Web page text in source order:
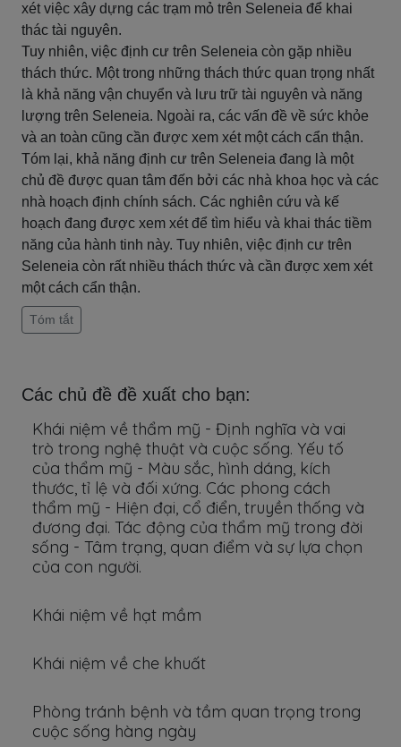
xét việc xây dựng các trạm mỏ trên Seleneia để khai
thác tài nguyên.
Tuy nhiên, việc định cư trên Seleneia còn gặp nhiều
thách thức. Một trong những thách thức quan trọng nhất
là khả năng vận chuyển và lưu trữ tài nguyên và năng
lượng trên Seleneia. Ngoài ra, các vấn đề về sức khỏe
và an toàn cũng cần được xem xét một cách cẩn thận.
Tóm lại, khả năng định cư trên Seleneia đang là một
chủ đề được quan tâm đến bởi các nhà khoa học và các
nhà hoạch định chính sách. Các nghiên cứu và kế
hoạch đang được xem xét để tìm hiểu và khai thác tiềm
năng của hành tinh này. Tuy nhiên, việc định cư trên
Seleneia còn rất nhiều thách thức và cần được xem xét
một cách cẩn thận.
Tóm tắt
Các chủ đề đề xuất cho bạn:
Khái niệm về thẩm mỹ - Định nghĩa và vai
trò trong nghệ thuật và cuộc sống. Yếu tố
của thẩm mỹ - Màu sắc, hình dáng, kích
thước, tỉ lệ và đối xứng. Các phong cách
thẩm mỹ - Hiện đại, cổ điển, truyền thống và
đương đại. Tác động của thẩm mỹ trong đời
sống - Tâm trạng, quan điểm và sự lựa chọn
của con người.
Khái niệm về hạt mầm
Khái niệm về che khuất
Phòng tránh bệnh và tầm quan trọng trong
cuộc sống hàng ngày